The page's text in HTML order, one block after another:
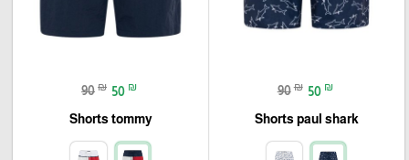
90 ₪ 50 ₪
Shorts paul shark
90 ₪ 50 ₪
Shorts tommy